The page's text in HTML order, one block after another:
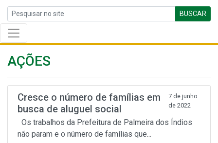
BUSCAR
AÇÕES
Cresce o número de famílias em
busca de aluguel social
7 de junho
de 2022
Os trabalhos da Prefeitura de Palmeira dos Índios
não param e o número de famílias que...